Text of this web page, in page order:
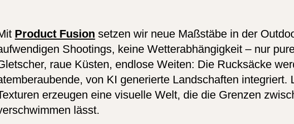
Product Fusion setzen wir neue Maßstäbe in der
Shootings, keine Wetterabhängigkeit – nur
raue Küsten, endlose Weiten: Die Rucksäcke
von KI generierte Landschaften integriert.
erzeugen eine visuelle Welt, die die Grenzen
lässt.